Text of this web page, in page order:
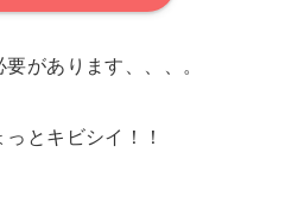
があります、、、。
とキビシイ！！